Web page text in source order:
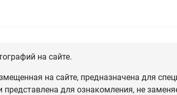
на сайте.
на сайте, предназначена для
для ознакомления, не